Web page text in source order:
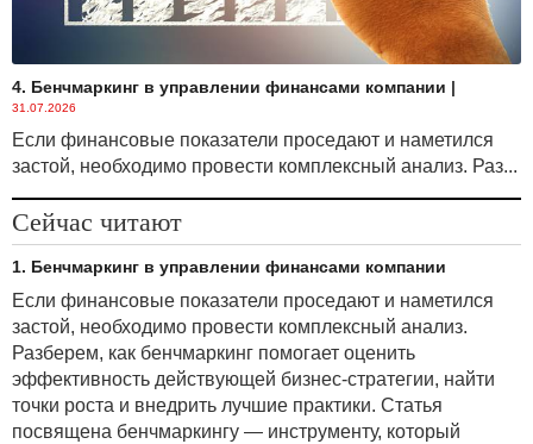
4. Бенчмаркинг в управлении финансами компании |
31.07.2026
Если финансовые показатели проседают и наметился
застой, необходимо провести комплексный анализ. Раз...
Сейчас читают
1. Бенчмаркинг в управлении финансами компании
Если финансовые показатели проседают и наметился
застой, необходимо провести комплексный анализ.
Разберем, как бенчмаркинг помогает оценить
эффективность действующей бизнес-стратегии, найти
точки роста и внедрить лучшие практики. Статья
посвящена бенчмаркингу — инструменту, который